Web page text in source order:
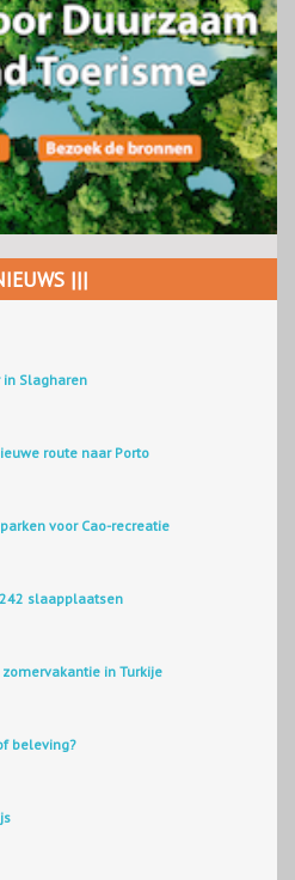
|||
in Slagharen
route naar Porto
voor Cao-recreatie
slaapplaatsen
in Turkije
beleving?